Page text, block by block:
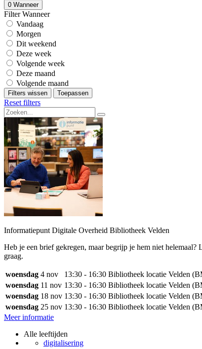
0 Wanneer
Filter Wanneer
Vandaag
Morgen
Dit weekend
Deze week
Volgende week
Deze maand
Volgende maand
Filters wissen Toepassen
Reset filters
Informatiepunt Digitale Overheid Bibliotheek Velden
Heb je een brief gekregen, maar begrijp je hem niet
graag.
woensdag 4 nov 13:30 - 16:30 Bibliotheek locatie Velden
woensdag 11 nov 13:30 - 16:30 Bibliotheek locatie Velden
woensdag 18 nov 13:30 - 16:30 Bibliotheek locatie Velden
woensdag 25 nov 13:30 - 16:30 Bibliotheek locatie Velden
Meer informatie
Alle leeftijden
digitalisering